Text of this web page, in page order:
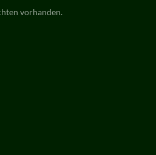
vorhanden.